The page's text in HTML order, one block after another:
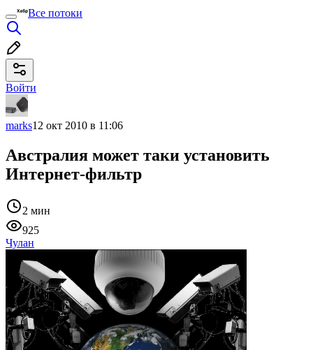
Все потоки
Войти
marks12 окт 2010 в 11:06
Австралия может таки установить
Интернет-фильтр
2 мин
925
Чулан